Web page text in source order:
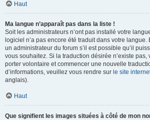
Haut
Ma langue n’apparaît pas dans la liste !
Soit les administrateurs n’ont pas installé votre
logiciel n’a pas encore été traduit dans votre
un administrateur du forum s’il est possible qu’il
vous souhaitez. Si la traduction désirée n’existe pas,
porter volontaire et commencer une nouvelle
d’informations, veuillez vous rendre sur le site
anglais).
Haut
Que signifient les images situées à côté de mon